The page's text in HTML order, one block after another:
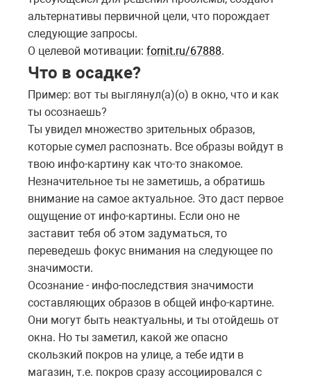
альтернативы первичной цели, что порождает
следующие запросы.
О целевой мотивации: fornit.ru/67888.
Что в осадке?
Пример: вот ты выглянул(а)(о) в окно, что и как
ты осознаешь?
Ты увидел множество зрительных образов,
которые сумел распознать. Все образы войдут в
твою инфо-картину как что-то знакомое.
Незначительное ты не заметишь, а обратишь
внимание на самое актуальное. Это даст первое
ощущение от инфо-картины. Если оно не
заставит тебя об этом задуматься, то
переведешь фокус внимания на следующее по
значимости.
Осознание - инфо-последствия значимости
составляющих образов в общей инфо-картине.
Они могут быть неактуальны, и ты отойдешь от
окна. Но ты заметил, какой же опасно
скользкий покров на улице, а тебе идти в
магазин, т.е. покров сразу ассоциировался с